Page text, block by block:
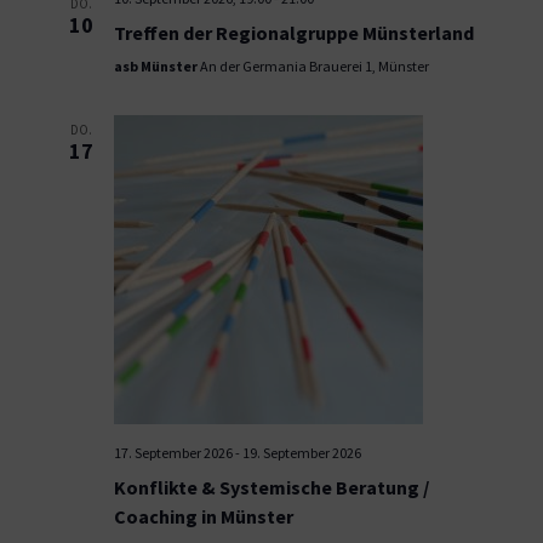
DO.
10 Treffen der Regionalgruppe Münsterland
asb MünsterAn der Germania Brauerei 1, Münster
DO.
17
17. September 2026- 19. September 2026
Konflikte & Systemische Beratung /
Coaching in Münster